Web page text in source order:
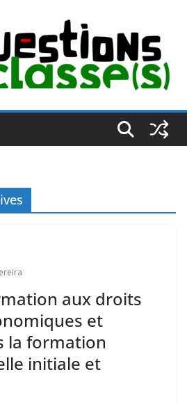
aux droits
et
la formation
initiale et